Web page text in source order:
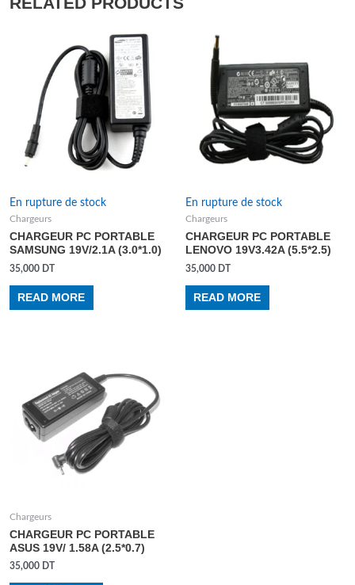
En rupture de stock
Chargeurs
CHARGEUR PC PORTABLE
SAMSUNG 19V/2.1A (3.0*1.0)
35,000 DT
READ MORE
En rupture de stock
Chargeurs
CHARGEUR PC PORTABLE
LENOVO 19V3.42A (5.5*2.5)
35,000 DT
READ MORE
Chargeurs
CHARGEUR PC PORTABLE
ASUS 19V/ 1.58A (2.5*0.7)
35,000 DT